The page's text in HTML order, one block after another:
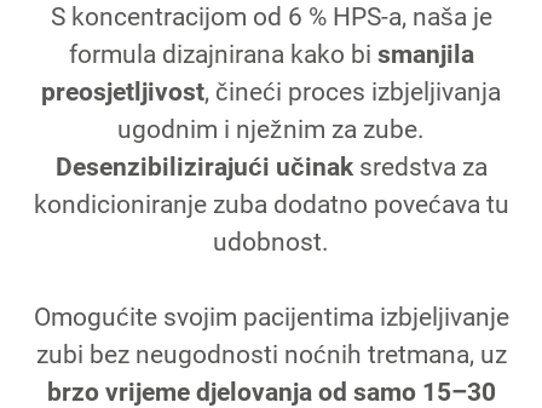
S koncentracijom od 6 % HPS-a, naša je
formula dizajnirana kako bi smanjila
preosjetljivost, čineći proces izbjeljivanja
ugodnim i nježnim za zube.
Desenzibilizirajući učinaksredstva za
kondicioniranje zuba dodatno povećava tu
udobnost.
Omogućite svojim pacijentima izbjeljivanje
zubi bez neugodnosti noćnih tretmana, uz
brzo vrijeme djelovanja od samo 15–30